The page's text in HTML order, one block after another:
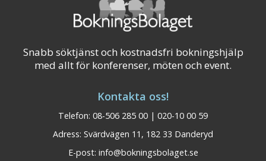
Snabb söktjänst och kostnadsfri bokningshjälp
med allt för konferenser, möten och event.
Kontakta oss!
Telefon: 08-506 285 00 | 020-10 00 59
Adress: Svärdvägen 11, 182 33 Danderyd
E-post: info@bokningsbolaget.se